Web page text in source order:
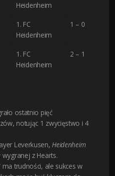
Heidenheim
1. FC
Heidenheim
1 – 0
1. FC
Heidenheim
2 – 1
ostatnio pięć
notując 1 zwycięstwo i 4
Leverkusen, Heidenheim
wygranej z Hearts.
ma trudności, ale sukces w